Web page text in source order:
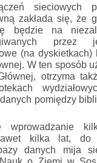
sieciowych
zakłada się, że
będzie na
przez
(na
W ten sposób
otrzyma
pomiędzy
kilka lat, do
danych mija